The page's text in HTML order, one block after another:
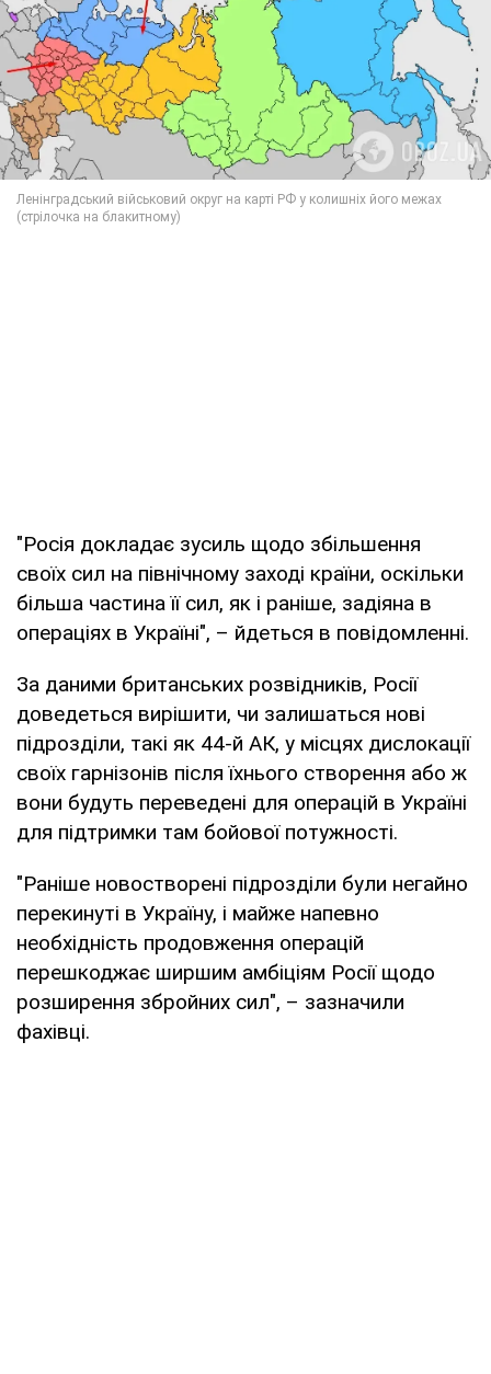
"Росія докладає зусиль щодо збільшення
своїх сил на північному заході країни, оскільки
більша частина її сил, як і раніше, задіяна в
операціях в Україні", – йдеться в повідомленні.
За даними британських розвідників, Росії
доведеться вирішити, чи залишаться нові
підрозділи, такі як 44-й АК, у місцях дислокації
своїх гарнізонів після їхнього створення або ж
вони будуть переведені для операцій в Україні
для підтримки там бойової потужності.
"Раніше новостворені підрозділи були негайно
перекинуті в Україну, і майже напевно
необхідність продовження операцій
перешкоджає ширшим амбіціям Росії щодо
розширення збройних сил", – зазначили
фахівці.